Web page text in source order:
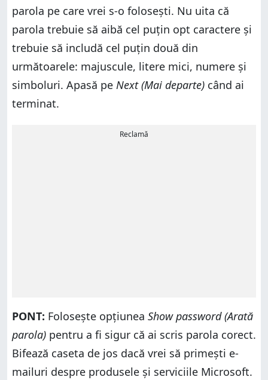
parola pe care vrei s-o folosești. Nu uita că
parola trebuie să aibă cel puțin opt caractere și
trebuie să includă cel puțin două din
următoarele: majuscule, litere mici, numere și
simboluri. Apasă pe Next (Mai departe) când ai
terminat.
Reclamă
PONT: Folosește opțiunea Show password (Arată
parola) pentru a fi sigur că ai scris parola corect.
Bifează caseta de jos dacă vrei să primești e-
mailuri despre produsele și serviciile Microsoft.